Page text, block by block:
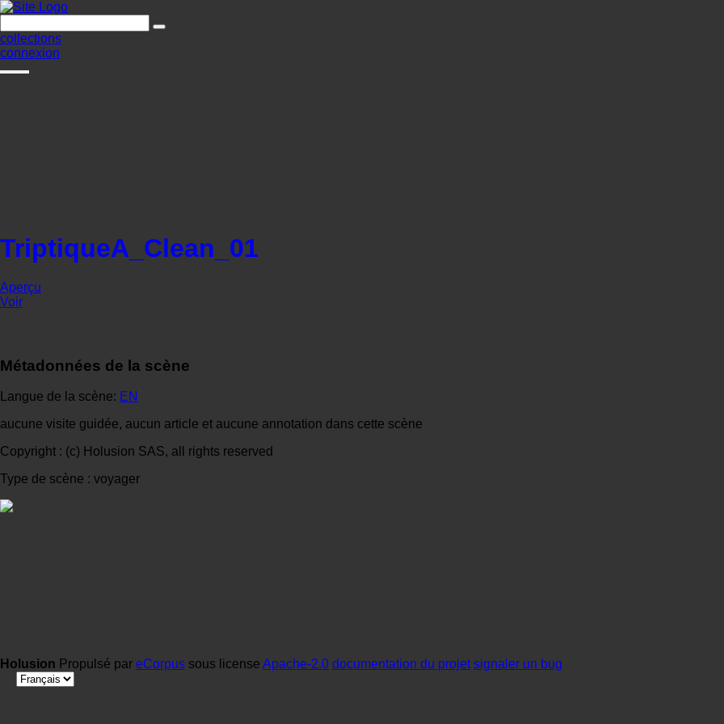
collections
connexion
TriptiqueA_Clean_01
Aperçu
Voir
Métadonnées de la scène
Langue de la scène: EN
aucune visite guidée, aucun article et aucune annotation dans cette scène
Copyright : (c) Holusion SAS, all rights reserved
Type de scène : voyager
Holusion Propulsé par eCorpus sous license Apache-2.0 documentation du projet signaler un bug